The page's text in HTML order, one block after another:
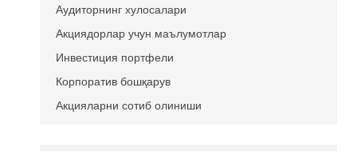
Аудиторнинг хулосалари
Акциядорлар учун маълумотлар
Инвестиция портфели
Корпоратив бошқарув
Акцияларни сотиб олиниши